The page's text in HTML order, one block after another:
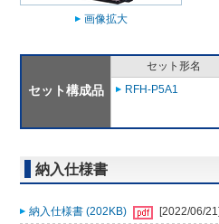
画像拡大
セット構成品
セット形名
RFH-P5A1
納入仕様書
納入仕様書 (202KB) [2022/06/21]